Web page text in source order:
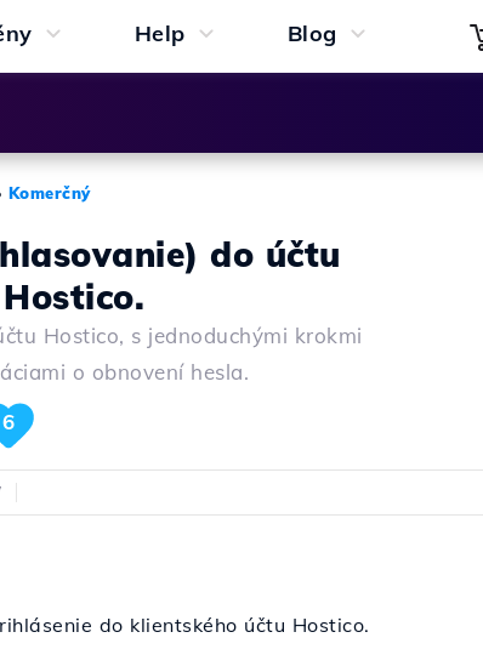
Help Blog
Komerčný
do účtu
Hostico, s jednoduchými krokmi
o obnovení hesla.
6
do klientského účtu Hostico.